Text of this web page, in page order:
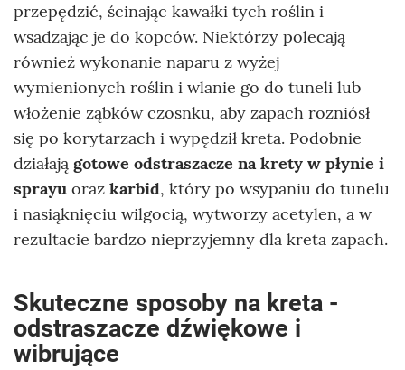
przepędzić, ścinając kawałki tych roślin i
wsadzając je do kopców. Niektórzy polecają
również wykonanie naparu z wyżej
wymienionych roślin i wlanie go do tuneli lub
włożenie ząbków czosnku, aby zapach rozniósł
się po korytarzach i wypędził kreta. Podobnie
działają gotowe odstraszacze na krety w płynie i
sprayu oraz karbid, który po wsypaniu do tunelu
i nasiąknięciu wilgocią, wytworzy acetylen, a w
rezultacie bardzo nieprzyjemny dla kreta zapach.
Skuteczne sposoby na kreta -
odstraszacze dźwiękowe i
wibrujące